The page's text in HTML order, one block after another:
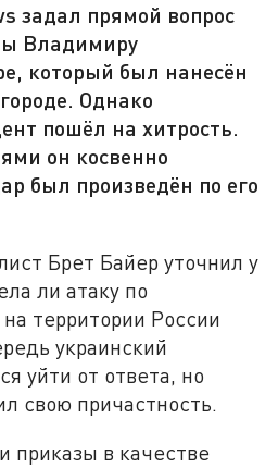
задал прямой вопрос
Владимиру
который был нанесён
Однако
пошёл на хитрость.
он косвенно
был произведён по его
Брет Байер уточнил у
ли атаку по
территории России
украинский
уйти от ответа, но
свою причастность.
приказы в качестве